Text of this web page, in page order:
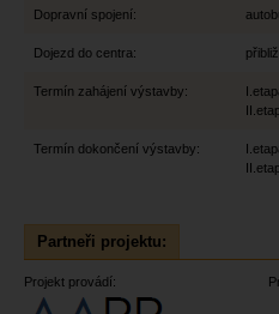
Dopravní spojení:
Dojezd do centra:
Termín zahájení výstavby:
Termín dokončení výstavby:
Partneři projektu:
Projekt provádí: